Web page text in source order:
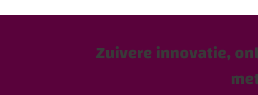
Zuivere innovatie,